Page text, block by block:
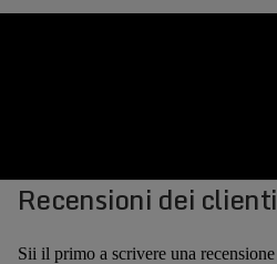
Recensioni dei clienti
Sii il primo a scrivere una recensione